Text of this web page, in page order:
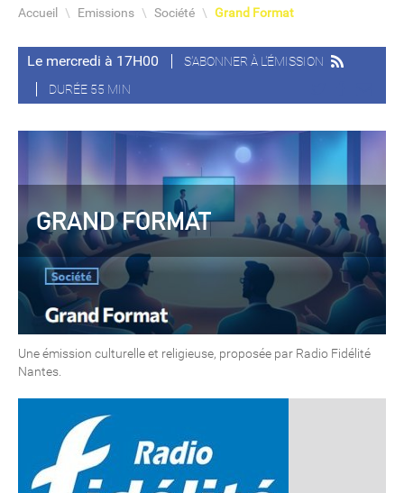
Accueil \ Emissions \ Société \ Grand Format
Le mercredi à 17H00
S'ABONNER À L'ÉMISSION
DURÉE 55 MIN
GRAND FORMAT
Une émission culturelle et religieuse, proposée par Radio Fidélité
Nantes.